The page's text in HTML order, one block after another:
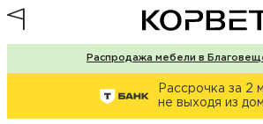
Распродажа мебели в
Рассрочка за 2
не выходя из